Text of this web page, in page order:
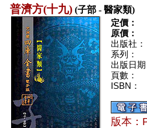
普濟方(十九) (子部 - 醫家類)
定價：
原價：
出版社：
系列：
出版日期
頁數：
ISBN：
版本：